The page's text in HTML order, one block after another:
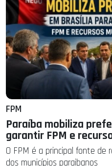
FPM
Paraíba mobiliza
garantir FPM e
O FPM é a principal fonte de
dos municípios paraibanos